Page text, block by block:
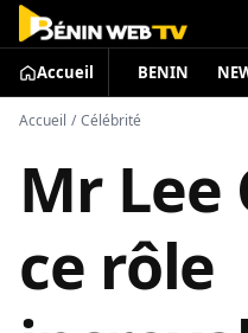
Accueil BENIN
Accueil / Célébrité
Mr Lee
ce rôle